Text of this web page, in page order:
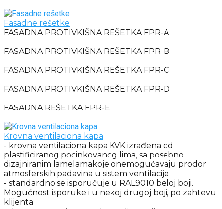
Fasadne rešetke
FASADNA PROTIVKIŠNA REŠETKA FPR-A
FASADNA PROTIVKIŠNA REŠETKA FPR-B
FASADNA PROTIVKIŠNA REŠETKA FPR-C
FASADNA PROTIVKIŠNA REŠETKA FPR-D
FASADNA REŠETKA FPR-E
Krovna ventilaciona kapa
- krovna ventilaciona kapa KVK izrađena od
plastificiranog pocinkovanog lima, sa posebno
dizajniranim lamelamakoje onemogućavaju prodor
atmosferskih padavina u sistem ventilacije
- standardno se isporučuje u RAL9010 beloj boji.
Mogućnost isporuke i u nekoj drugoj boji, po zahtevu
klijenta